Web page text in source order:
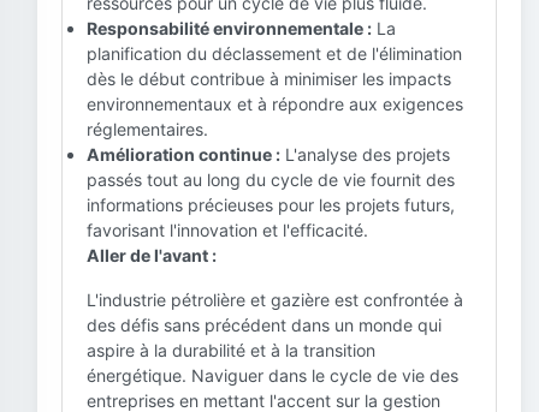
Responsabilité environnementale : La
planification du déclassement et de l'élimination
dès le début contribue à minimiser les impacts
environnementaux et à répondre aux exigences
réglementaires.
Amélioration continue : L'analyse des projets
passés tout au long du cycle de vie fournit des
informations précieuses pour les projets futurs,
favorisant l'innovation et l'efficacité.
Aller de l'avant :
L'industrie pétrolière et gazière est confrontée à
des défis sans précédent dans un monde qui
aspire à la durabilité et à la transition
énergétique. Naviguer dans le cycle de vie des
entreprises en mettant l'accent sur la gestion